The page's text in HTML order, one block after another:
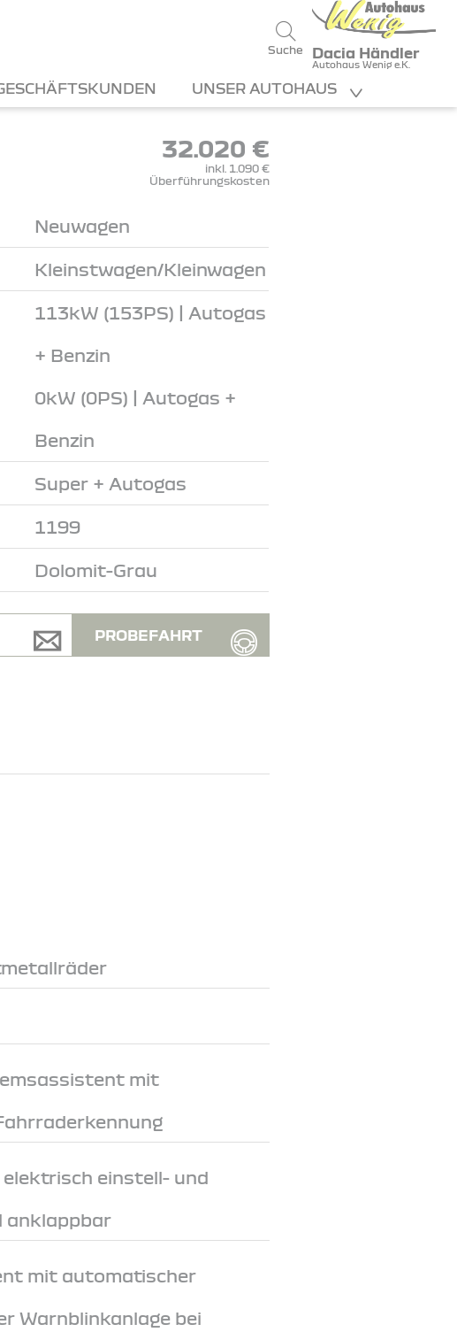
Suche Dacia Händler
Autohaus Wenig e.K.
UNSER AUTOHAUS
32.020 €
inkl. 1.090 €
Überführungskosten
Neuwagen
Kleinstwagen/Kleinwagen
113kW (153PS) | Autogas
+ Benzin
0kW (0PS) | Autogas +
Benzin
Super + Autogas
1199
Dolomit-Grau
PROBEFAHRT
mit
einstell- und
anklappbar
mit automatischer
Warnblinkanlage bei